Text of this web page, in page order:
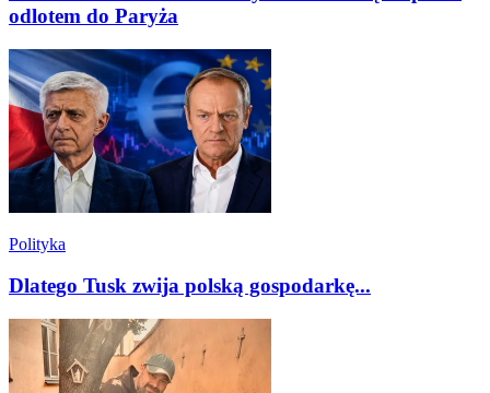
odlotem do Paryża
Polityka
Dlatego Tusk zwija polską gospodarkę...